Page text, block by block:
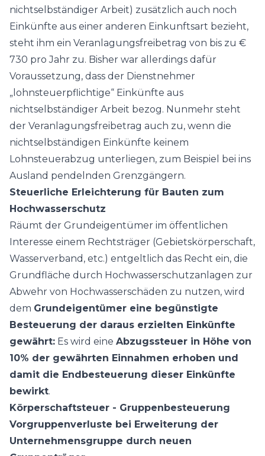
nichtselbständiger Arbeit) zusätzlich auch noch
Einkünfte aus einer anderen Einkunftsart bezieht,
steht ihm ein Veranlagungsfreibetrag von bis zu €
730 pro Jahr zu. Bisher war allerdings dafür
Voraussetzung, dass der Dienstnehmer
„lohnsteuerpflichtige“ Einkünfte aus
nichtselbständiger Arbeit bezog. Nunmehr steht
der Veranlagungsfreibetrag auch zu, wenn die
nichtselbständigen Einkünfte keinem
Lohnsteuerabzug unterliegen, zum Beispiel bei ins
Ausland pendelnden Grenzgängern.
Steuerliche Erleichterung für Bauten zum
Hochwasserschutz
Räumt der Grundeigentümer im öffentlichen
Interesse einem Rechtsträger (Gebietskörperschaft,
Wasserverband, etc.) entgeltlich das Recht ein, die
Grundfläche durch Hochwasserschutzanlagen zur
Abwehr von Hochwasserschäden zu nutzen, wird
dem Grundeigentümer eine begünstigte
Besteuerung der daraus erzielten Einkünfte
gewährt: Es wird eine Abzugssteuer in Höhe von
10% der gewährten Einnahmen erhoben und
damit die Endbesteuerung dieser Einkünfte
bewirkt.
Körperschaftsteuer - Gruppenbesteuerung
Vorgruppenverluste bei Erweiterung der
Unternehmensgruppe durch neuen